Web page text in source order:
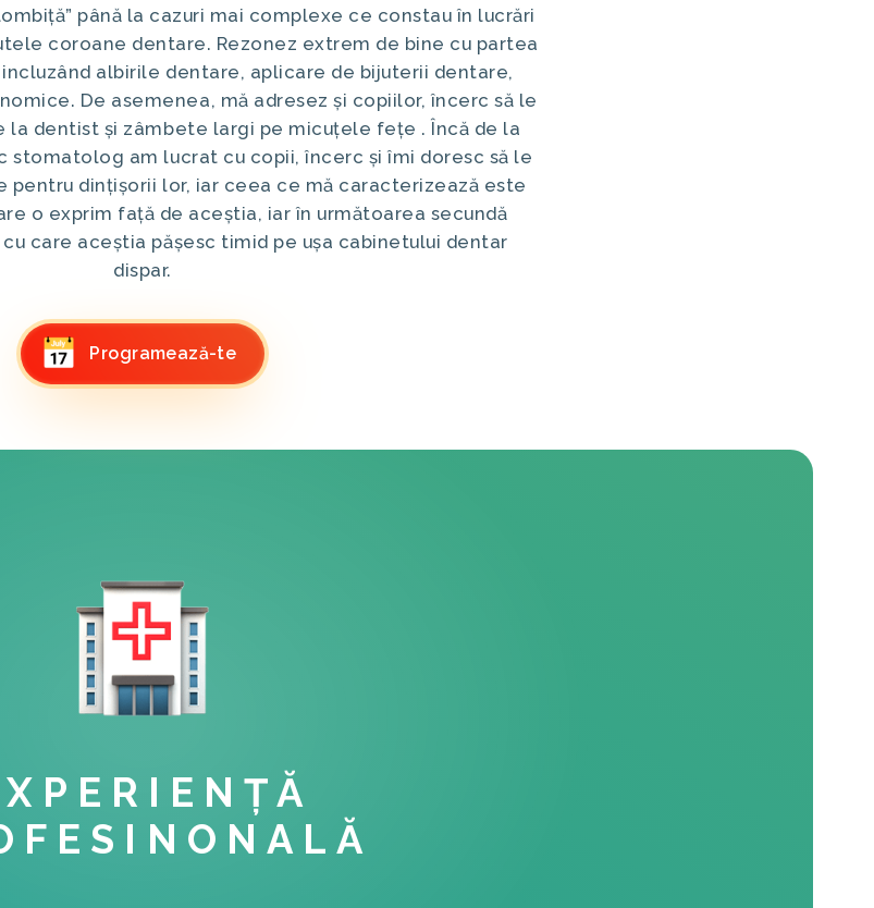
până la cazuri mai complexe ce constau în lucrări
coroane dentare. Rezonez extrem de bine cu partea
albirile dentare, aplicare de bijuterii dentare,
De asemenea, mă adresez și copiilor, încerc să le
la dentist și zâmbete largi pe micuțele fețe . Încă de la
stomatolog am lucrat cu copii, încerc și îmi doresc să le
pentru dințișorii lor, iar ceea ce mă caracterizează este
o exprim față de aceștia, iar în următoarea secundă
care aceștia pășesc timid pe ușa cabinetului dentar
dispar.
Programează-te